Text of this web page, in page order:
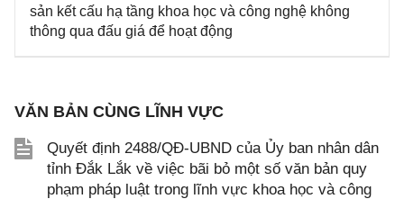
sản kết cấu hạ tầng khoa học và công nghệ không
thông qua đấu giá để hoạt động
VĂN BẢN CÙNG LĨNH VỰC
Quyết định 2488/QĐ-UBND của Ủy ban nhân dân
tỉnh Đắk Lắk về việc bãi bỏ một số văn bản quy
phạm pháp luật trong lĩnh vực khoa học và công